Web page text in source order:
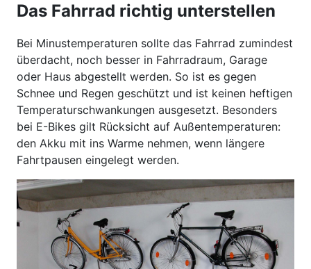
Das Fahrrad richtig unterstellen
Bei Minustemperaturen sollte das Fahrrad zumindest
überdacht, noch besser in Fahrradraum, Garage
oder Haus abgestellt werden. So ist es gegen
Schnee und Regen geschützt und ist keinen heftigen
Temperaturschwankungen ausgesetzt. Besonders
bei E-Bikes gilt Rücksicht auf Außentemperaturen:
den Akku mit ins Warme nehmen, wenn längere
Fahrtpausen eingelegt werden.